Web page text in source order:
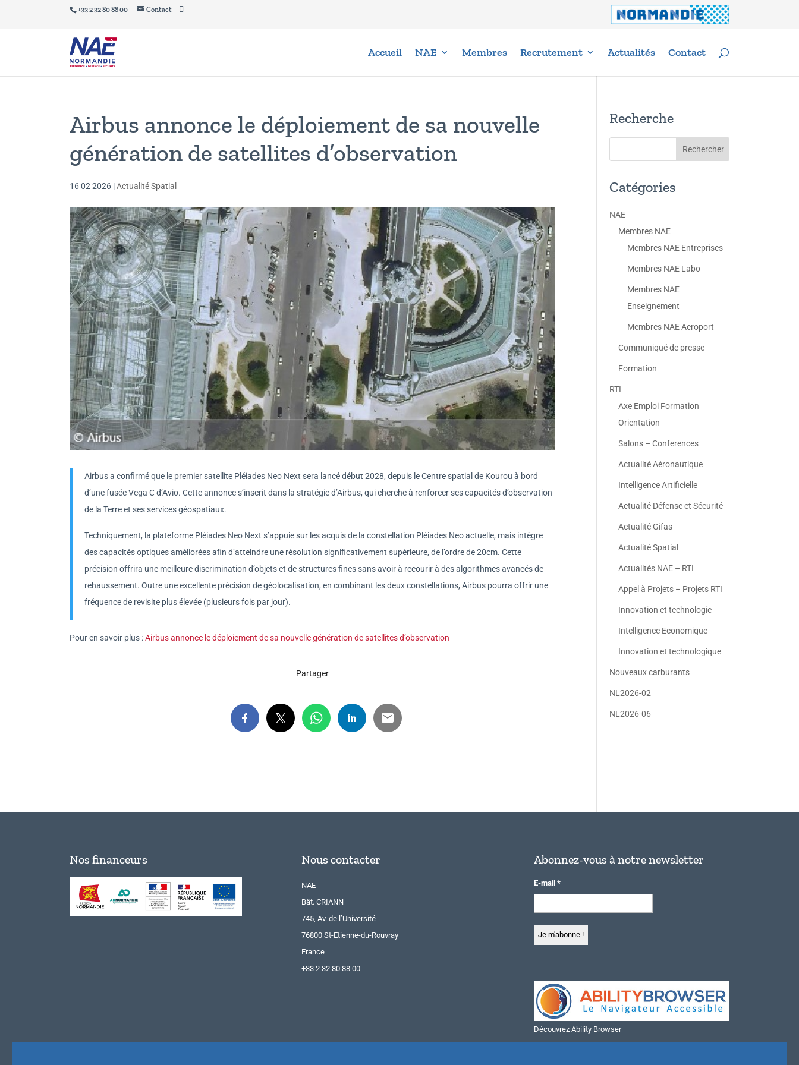
+33 2 32 80 88 00 Contact
Accueil NAE Membres Recrutement Actualités Contact
Airbus annonce le déploiement de sa nouvelle
génération de satellites d’observation
16 02 2026 |Actualité Spatial
Airbus a confirmé que le premier satellite Pléiades Neo Next sera lancé début 2028, depuis le Centre spatial de Kourou à bord
d’une fusée Vega C d’Avio. Cette annonce s’inscrit dans la stratégie d’Airbus, qui cherche à renforcer ses capacités d’observation
de la Terre et ses services géospatiaux.
Techniquement, la plateforme Pléiades Neo Next s’appuie sur les acquis de la constellation Pléiades Neo actuelle, mais intègre
des capacités optiques améliorées afin d’atteindre une résolution significativement supérieure, de l’ordre de 20cm. Cette
précision offrira une meilleure discrimination d’objets et de structures fines sans avoir à recourir à des algorithmes avancés de
rehaussement. Outre une excellente précision de géolocalisation, en combinant les deux constellations, Airbus pourra offrir une
fréquence de revisite plus élevée (plusieurs fois par jour).
Pour en savoir plus :Airbus annonce le déploiement de sa nouvelle génération de satellites d’observation
Partager
Recherche
Catégories
NAE
Membres NAE
Membres NAE Entreprises
Membres NAE Labo
Membres NAE
Enseignement
Membres NAE Aeroport
Communiqué de presse
Formation
RTI
Axe Emploi Formation
Orientation
Salons – Conferences
Actualité Aéronautique
Intelligence Artificielle
Actualité Défense et Sécurité
Actualité Gifas
Actualité Spatial
Actualités NAE – RTI
Appel à Projets – Projets RTI
Innovation et technologie
Intelligence Economique
Innovation et technologique
Nouveaux carburants
NL2026-02
NL2026-06
Nos financeurs Nous contacter
NAE
Bât. CRIANN
745, Av. de l’Université
76800 St-Etienne-du-Rouvray
France
+33 2 32 80 88 00
Abonnez-vous à notre newsletter
E-mail *
Découvrez Ability Browser